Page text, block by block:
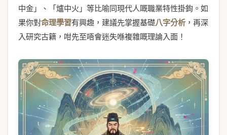
中金」、「爐中火」等比喻同現代人嘅職業特性掛鉤。如
果你對命理學習有興趣，建議先掌握基礎八字分析 ，再深
入研究古籍，咁先至唔會迷失喺複雜嘅理論入面！